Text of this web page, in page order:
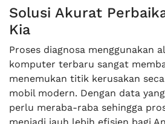
Solusi Akurat
Kia
Proses diagnosa menggunakan
komputer terbaru sangat
menemukan titik kerusakan
mobil modern. Dengan data
perlu meraba-raba sehingga